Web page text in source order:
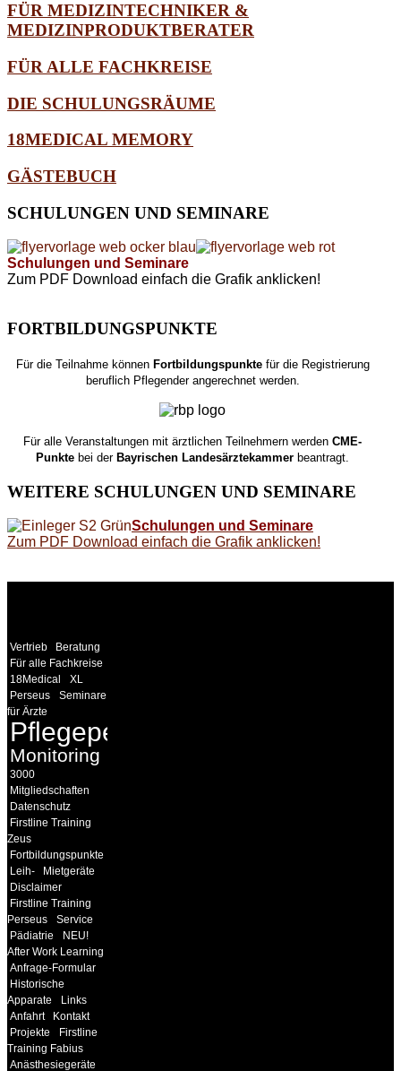
FÜR MEDIZINTECHNIKER &
MEDIZINPRODUKTBERATER
FÜR ALLE FACHKREISE
DIE SCHULUNGSRÄUME
18MEDICAL MEMORY
GÄSTEBUCH
SCHULUNGEN UND SEMINARE
Schulungen und Seminare
Zum PDF Download einfach die Grafik anklicken!
FORTBILDUNGSPUNKTE
Für die Teilnahme könnenFortbildungspunktefür die Registrierung
beruflich Pflegender angerechnet werden.
Für alle Veranstaltungen mit ärztlichen Teilnehmern werdenCME-
Punkte bei derBayrischen Landesärztekammer beantragt.
WEITERE SCHULUNGEN UND SEMINARE
Schulungen und Seminare
Zum PDF Download einfach die Grafik anklicken!
Vertrieb
Beratung
Für alle Fachkreise
18Medical
XL
Perseus
Seminare
für Ärzte
Pflegepersonal
Monitoring
3000
Mitgliedschaften
Datenschutz
Firstline Training
Zeus
Fortbildungspunkte
Leih-
Mietgeräte
Disclaimer
Firstline Training
Perseus
Service
Pädiatrie
NEU!
After Work Learning
Anfrage-Formular
Historische
Apparate
Links
Anfahrt
Kontakt
Projekte
Firstline
Training Fabius
Anästhesiegeräte